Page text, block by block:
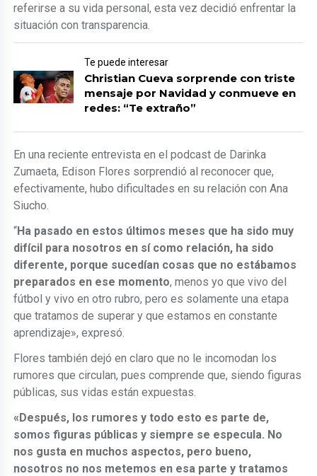
referirse a su vida personal, esta vez decidió enfrentar la
situación con transparencia.
Te puede interesar
Christian Cueva sorprende con triste
mensaje por Navidad y conmueve en
redes: “Te extraño”
En una reciente entrevista en el podcast de Darinka
Zumaeta, Edison Flores sorprendió al reconocer que,
efectivamente, hubo dificultades en su relación con Ana
Siucho.
“Ha pasado en estos últimos meses que ha sido muy
difícil para nosotros en sí como relación, ha sido
diferente, porque sucedían cosas que no estábamos
preparados en ese momento, menos yo que vivo del
fútbol y vivo en otro rubro, pero es solamente una etapa
que tratamos de superar y que estamos en constante
aprendizaje», expresó.
Flores también dejó en claro que no le incomodan los
rumores que circulan, pues comprende que, siendo figuras
públicas, sus vidas están expuestas.
«Después, los rumores y todo esto es parte de,
somos figuras públicas y siempre se especula. No
nos gusta en muchos aspectos, pero bueno,
nosotros no nos metemos en esa parte y tratamos